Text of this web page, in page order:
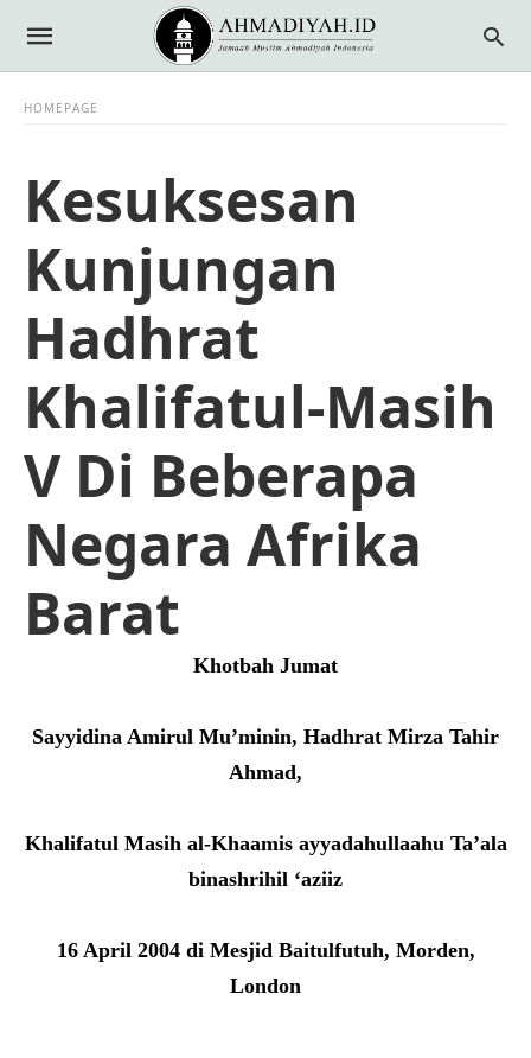
HOMEPAGE
Kesuksesan
Kunjungan
Hadhrat
Khalifatul-Masih
V Di Beberapa
Negara Afrika
Barat
Khotbah Jumat
Sayyidina Amirul Mu’minin, Hadhrat Mirza Tahir
Ahmad,
Khalifatul Masih al-Khaamis ayyadahullaahu Ta’ala
binashrihil ‘aziiz
16 April 2004 di Mesjid Baitulfutuh, Morden,
London